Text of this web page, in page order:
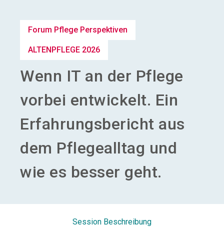
Forum Pflege Perspektiven
ALTENPFLEGE 2026
Wenn IT an der Pflege
vorbei entwickelt. Ein
Erfahrungsbericht aus
dem Pflegealltag und
wie es besser geht.
Session Beschreibung